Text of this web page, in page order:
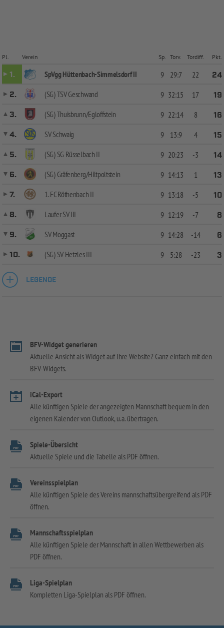
Pl. Verein Sp. Torv. Tordiff. Pkt.
1. SpVgg Hüttenbach-Simmelsdorf II 9 29:7 22
24
2.
(SG) TSV Geschwand 9 32:15 17
19
3.
(SG) Thuisbrunn/Egloffstein 9 22:14 8
16
4.
SV Schwaig 9 13:9 4
15
5.
(SG) SG Rüsselbach II 9 20:23 -3
14
6.
(SG) Gräfenberg/Hiltpoltstein 9 14:13 1
13
7.
1. FC Röthenbach II 9 13:18 -5
10
8.
Laufer SV III 9 12:19 -7
8
9.
SV Moggast 9 14:28 -14
6
10.
(SG) SV Hetzles III 9 5:28 -23 3
LEGENDE
BFV-Widget generieren
Aktuelle Ansicht als Widget auf Ihre Website? Ganz einfach mit den
BFV-Widgets.
iCal-Export
Alle künftigen Spiele der angezeigten Mannschaft bequem in den
eigenen Kalender von Outlook, u.a. übertragen.
Spiele-Übersicht
Aktuelle Spiele und die Tabelle als PDF öffnen.
Vereinsspielplan
Alle künftigen Spiele des Vereins mannschaftsübergreifend als PDF
öffnen.
Mannschaftsspielplan
Alle künftigen Spiele der Mannschaft in allen Wettbewerben als
PDF öffnen.
Liga-Spielplan
Kompletten Liga-Spielplan als PDF öffnen.